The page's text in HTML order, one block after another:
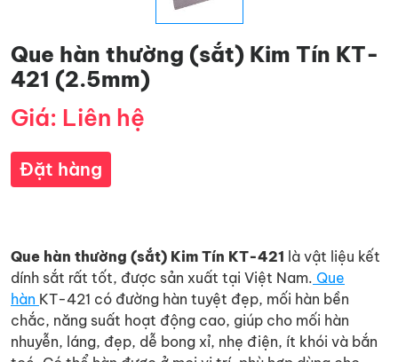
Que hàn thường (sắt) Kim Tín KT-
421 (2.5mm)
Giá: Liên hệ
Đặt hàng
Que hàn thường (sắt) Kim Tín KT-421 là vật liệu kết
dính sắt rất tốt, được sản xuất tại Việt Nam. Que
hàn KT-421 có đường hàn tuyệt đẹp, mối hàn bền
chắc, năng suất hoạt động cao, giúp cho mối hàn
nhuyễn, láng, đẹp, dễ bong xỉ, nhẹ điện, ít khói và bắn